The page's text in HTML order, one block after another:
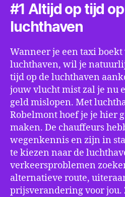
#1 Altijd op tijd
luchthaven
Wanneer je een taxi boekt
luchthaven, wil je
tijd op de luchthaven
jouw vlucht mist zal je nu
geld mislopen. Met
Robelmont hoef je je hier
maken. De chauffeurs
wegenkennis en zijn in
te kiezen naar de
verkeersproblemen
alternatieve route,
prijsverandering voor jou.